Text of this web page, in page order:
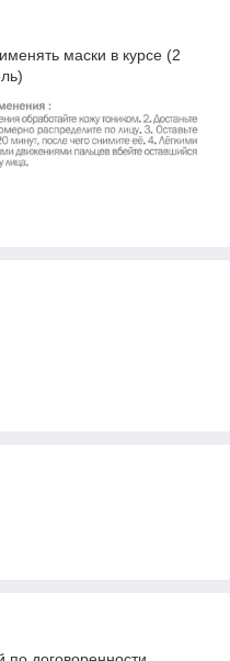
маски в курсе (2